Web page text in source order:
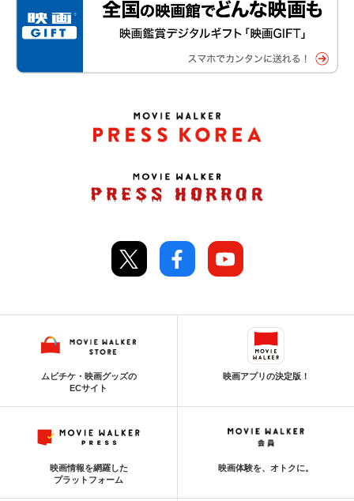
ムビチケ・映画グッズの
ECサイト
映画アプリの決定版！
映画情報を網羅した
プラットフォーム
映画体験を、オトクに。